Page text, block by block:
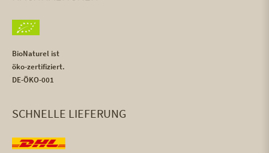
BioNaturel ist
öko-zertifiziert.
DE-ÖKO-001
SCHNELLE LIEFERUNG